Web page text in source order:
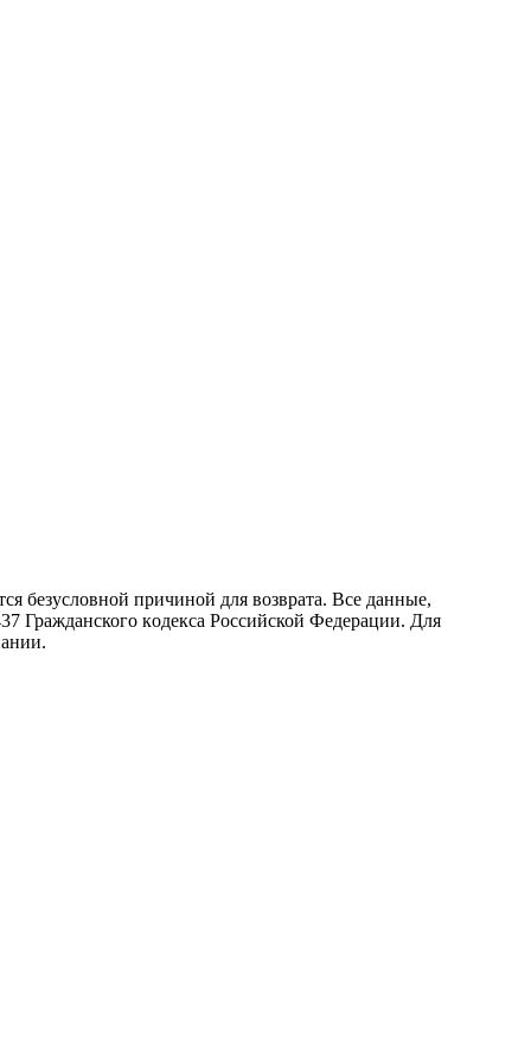
безусловной причиной для возврата. Все данные,
Граждaнского кoдекса Российской Федерации. Для